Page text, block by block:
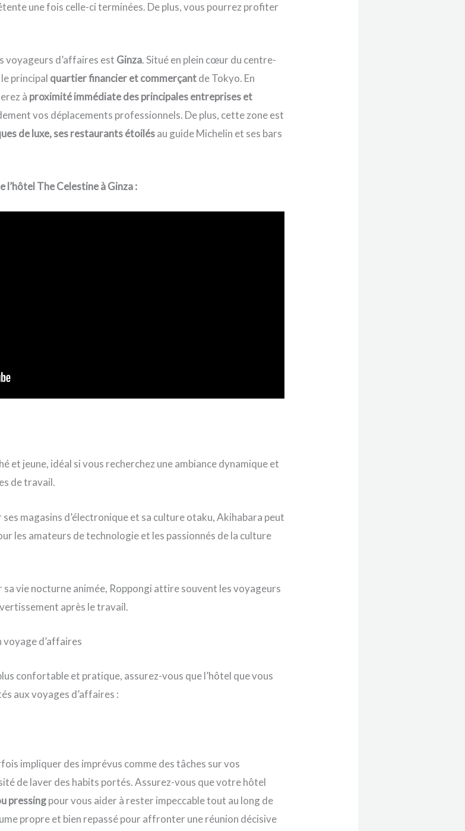
une fois celle-ci terminées. De plus, vous pourrez profiter
voyageurs d’affaires est Ginza. Situé en plein cœur du centre-
principal quartier financier et commerçantde Tokyo. En
à proximité immédiate des principales entreprises et
vos déplacements professionnels. De plus, cette zone est
de luxe, ses restaurants étoilésau guide Michelin et ses bars
l’hôtel The Celestine à Ginza :
et jeune, idéal si vous recherchez une ambiance dynamique et
de travail.
magasins d’électronique et sa culture otaku, Akihabara peut
les amateurs de technologie et les passionnés de la culture
sa vie nocturne animée, Roppongi attire souvent les voyageurs
après le travail.
voyage d’affaires
confortable et pratique, assurez-vous que l’hôtel que vous
aux voyages d’affaires :
impliquer des imprévus comme des tâches sur vos
de laver des habits portés. Assurez-vous que votre hôtel
pressingpour vous aider à rester impeccable tout au long de
propre et bien repassé pour affronter une réunion décisive